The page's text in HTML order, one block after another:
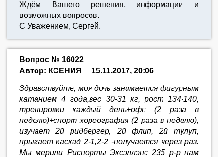
Ждём Вашего решения, информации и
возможных вопросов.
С Уважением, Сергей.
Вопрос № 16022
Автор: КСЕНИЯ
15.11.2017, 20:06
Здравствуйте, моя дочь занимается фигурным
катанием 4 года,вес 30-31 кг, рост 134-140,
тренировки каждый день+офп (2 раза в
неделю)+спорт хореография (2 раза в неделю),
изучает 2й ридбергер, 2й флип, 2й тулуп,
прыгает каскад 2-1,2-2 -получается через раз.
Мы мерили Риспорты Эксэллэнс 235 р-р нам